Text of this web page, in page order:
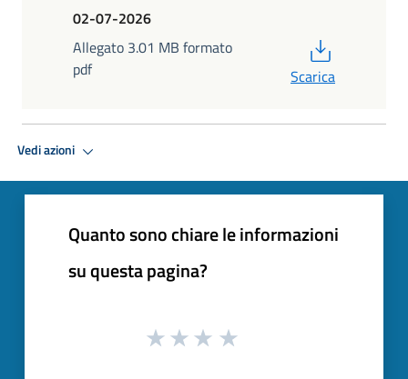
02-07-2026
Allegato 3.01 MB formato
pdf
Scarica
Vedi azioni
Quanto sono chiare le informazioni
su questa pagina?